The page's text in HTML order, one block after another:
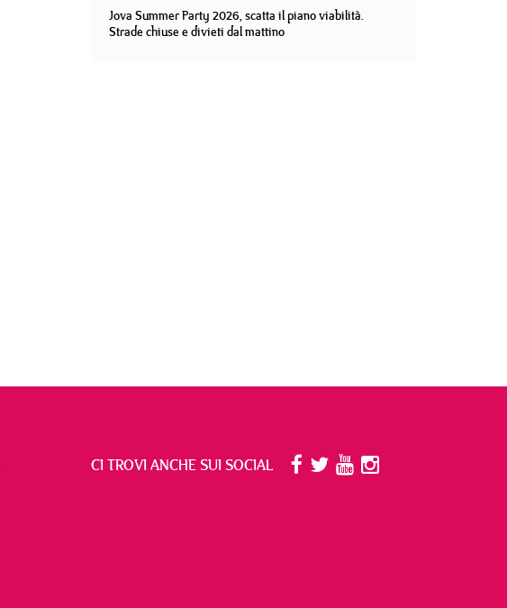
Jova Summer Party 2026, scatta il piano viabilità.
Strade chiuse e divieti dal mattino
CI TROVI ANCHE SUI SOCIAL